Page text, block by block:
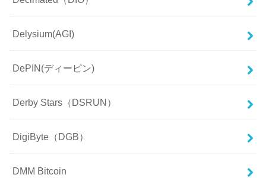
Delysium(AGI)
DePIN(ディーピン)
Derby Stars（DSRUN）
DigiByte（DGB）
DMM Bitcoin